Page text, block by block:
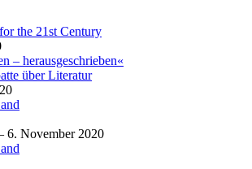
the 21st Century
– herausgeschrieben«
über Literatur
6. November 2020